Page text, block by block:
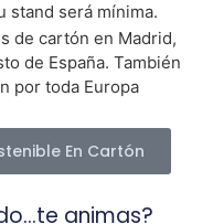
stand será mínima.
de cartón en Madrid,
de España. También
por toda Europa
En Cartón
animas?